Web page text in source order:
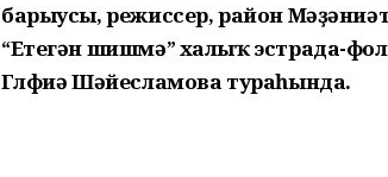
барыусы, режиссер, район
“Етегән шишмә” халыҡ эстрада-
Гөлфиә Шәйесламова тураһында.